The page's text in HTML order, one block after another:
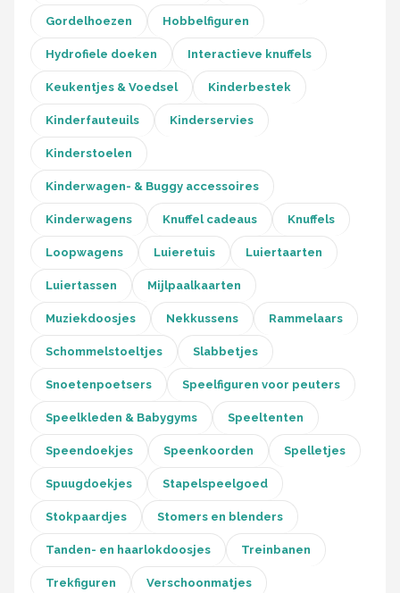
Gordelhoezen Hobbelfiguren
Hydrofiele doeken Interactieve knuffels
Keukentjes & Voedsel Kinderbestek
Kinderfauteuils Kinderservies
Kinderstoelen
Kinderwagen- & Buggy accessoires
Kinderwagens Knuffel cadeaus Knuffels
Loopwagens Luieretuis Luiertaarten
Luiertassen Mijlpaalkaarten
Muziekdoosjes Nekkussens Rammelaars
Schommelstoeltjes Slabbetjes
Snoetenpoetsers Speelfiguren voor peuters
Speelkleden & Babygyms Speeltenten
Speendoekjes Speenkoorden Spelletjes
Spuugdoekjes Stapelspeelgoed
Stokpaardjes Stomers en blenders
Tanden- en haarlokdoosjes Treinbanen
Trekfiguren Verschoonmatjes